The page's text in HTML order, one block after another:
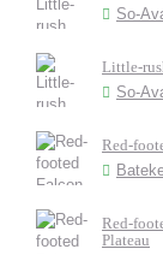
So-
Little-
So-
Red-
Red-
Plateau